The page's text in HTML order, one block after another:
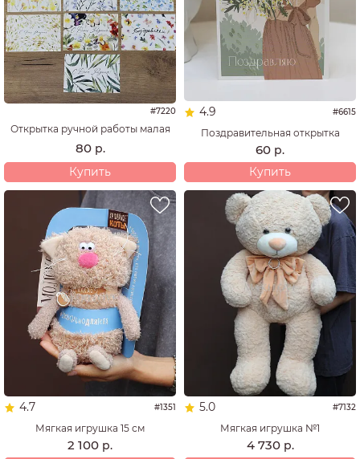
#7220
Открытка ручной работы малая
80 р.
Купить
4.9 #6615
Поздравительная открытка
60 р.
Купить
4.7 #1351
Мягкая игрушка 15 см
2 100 р.
5.0 #7132
Мягкая игрушка №1
4 730 р.